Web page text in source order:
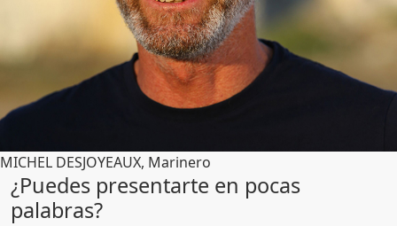
MICHEL DESJOYEAUX, Marinero
¿Puedes presentarte en pocas
palabras?